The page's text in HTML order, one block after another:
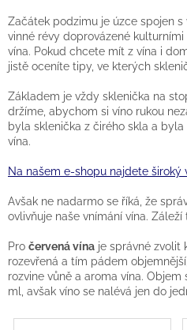
Začátek podzimu je úzce spojen
vinné révy doprovázené
vína. Pokud chcete mít z vína i
jistě oceníte tipy, ve kterých
Základem je vždy sklenička na
držíme, abychom si víno rukou
byla sklenička z čirého skla a
vína.
Na našem e-shopu najdete široký
Avšak ne nadarmo se říká, že
ovlivňuje naše vnímání vína. Záleží
Pro červená vína je správné zvolit
rozevřená a tím pádem
rozvine vůně a aroma vína.
ml, avšak víno se nalévá jen do